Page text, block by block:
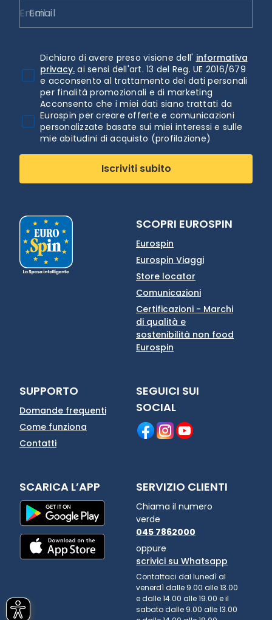
Email
Dichiaro di avere preso visione dell' informativa
privacy. ai sensi dell'art. 13 del Reg. UE 2016/679
e acconsento al trattamento dei dati personali
per finalità promozionali e di marketing
Acconsento che i miei dati siano trattati da
Eurospin per creare offerte e comunicazioni
personalizzate basate sui miei interessi e sulle
mie abitudini di acquisto (profilazione)
Iscriviti subito
SCOPRI EUROSPIN
Eurospin
Eurospin Viaggi
Store locator
Comunicazioni
Certificazioni - Marchi
di qualità e
sostenibilità non food
Eurospin
SUPPORTO
Domande frequenti
Come funziona
Contatti
SEGUICI SUI
SOCIAL
SCARICA L’APP SERVIZIO CLIENTI
Chiama il numero
verde
045 7862000
oppure
scrivici su Whatsapp
Contattaci dal lunedì al
venerdì dalle 9.00 alle 13.00
e dalle 14.00 alle 19.00 e il
sabato dalle 9.00 alle 13.00